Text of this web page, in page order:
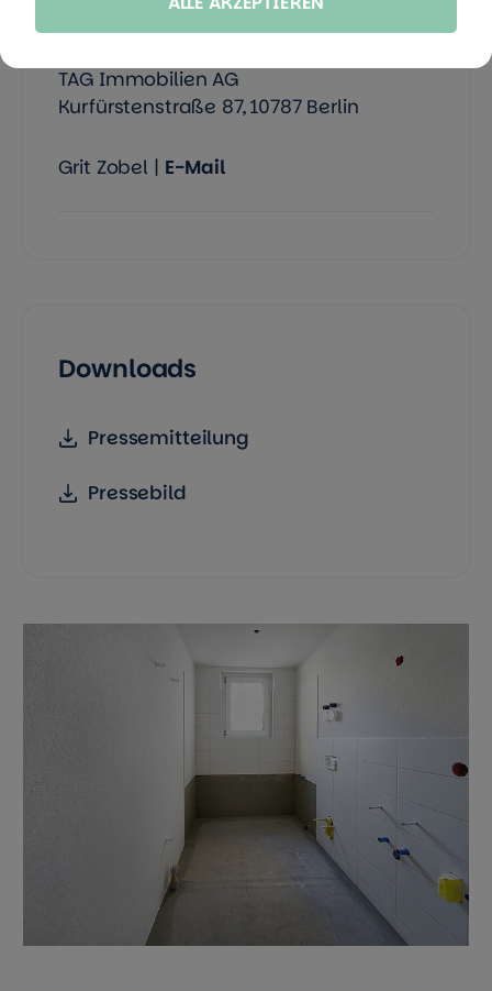
Pressestelle Berlin
TAG Immobilien AG
Kurfürstenstraße 87, 10787 Berlin
Grit Zobel | E-Mail
Downloads
Pressemitteilung
Pressebild